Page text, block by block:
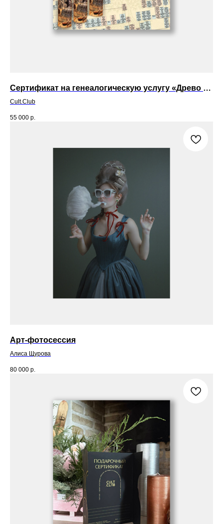
Сертификат на генеалогическую услугу «Древо по опросам"
Cult.Club
55 000 р.
Арт-фотосессия
Алиса Щурова
80 000 р.